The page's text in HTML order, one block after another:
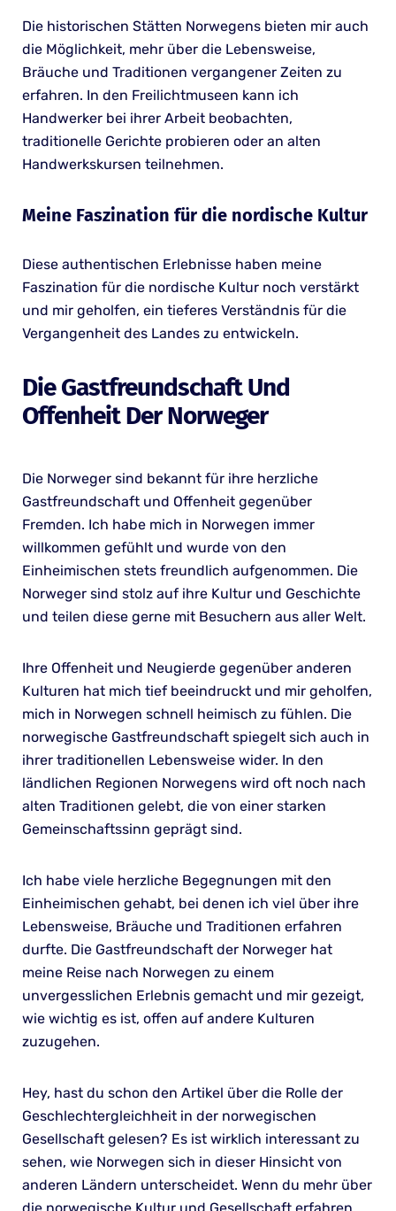
Die historischen Stätten Norwegens bieten mir auch
die Möglichkeit, mehr über die Lebensweise,
Bräuche und Traditionen vergangener Zeiten zu
erfahren. In den Freilichtmuseen kann ich
Handwerker bei ihrer Arbeit beobachten,
traditionelle Gerichte probieren oder an alten
Handwerkskursen teilnehmen.
Meine Faszination für die nordische Kultur
Diese authentischen Erlebnisse haben meine
Faszination für die nordische Kultur noch verstärkt
und mir geholfen, ein tieferes Verständnis für die
Vergangenheit des Landes zu entwickeln.
Die Gastfreundschaft Und
Offenheit Der Norweger
Die Norweger sind bekannt für ihre herzliche
Gastfreundschaft und Offenheit gegenüber
Fremden. Ich habe mich in Norwegen immer
willkommen gefühlt und wurde von den
Einheimischen stets freundlich aufgenommen. Die
Norweger sind stolz auf ihre Kultur und Geschichte
und teilen diese gerne mit Besuchern aus aller Welt.
Ihre Offenheit und Neugierde gegenüber anderen
Kulturen hat mich tief beeindruckt und mir geholfen,
mich in Norwegen schnell heimisch zu fühlen. Die
norwegische Gastfreundschaft spiegelt sich auch in
ihrer traditionellen Lebensweise wider. In den
ländlichen Regionen Norwegens wird oft noch nach
alten Traditionen gelebt, die von einer starken
Gemeinschaftssinn geprägt sind.
Ich habe viele herzliche Begegnungen mit den
Einheimischen gehabt, bei denen ich viel über ihre
Lebensweise, Bräuche und Traditionen erfahren
durfte. Die Gastfreundschaft der Norweger hat
meine Reise nach Norwegen zu einem
unvergesslichen Erlebnis gemacht und mir gezeigt,
wie wichtig es ist, offen auf andere Kulturen
zuzugehen.
Hey, hast du schon den Artikel über die Rolle der
Geschlechtergleichheit in der norwegischen
Gesellschaft gelesen? Es ist wirklich interessant zu
sehen, wie Norwegen sich in dieser Hinsicht von
anderen Ländern unterscheidet. Wenn du mehr über